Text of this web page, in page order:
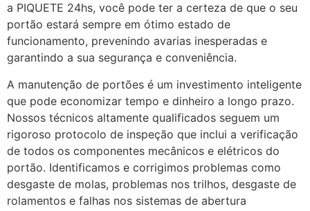
a PIQUETE 24hs, você pode ter a certeza de que o seu
portão estará sempre em ótimo estado de
funcionamento, prevenindo avarias inesperadas e
garantindo a sua segurança e conveniência.
A manutenção de portões é um investimento inteligente
que pode economizar tempo e dinheiro a longo prazo.
Nossos técnicos altamente qualificados seguem um
rigoroso protocolo de inspeção que inclui a verificação
de todos os componentes mecânicos e elétricos do
portão. Identificamos e corrigimos problemas como
desgaste de molas, problemas nos trilhos, desgaste de
rolamentos e falhas nos sistemas de abertura